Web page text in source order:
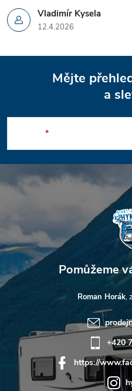
Vladimír Kysela
12.4.2026
p
a
t
í
Mějte
a
Roman Horák
+420
https://